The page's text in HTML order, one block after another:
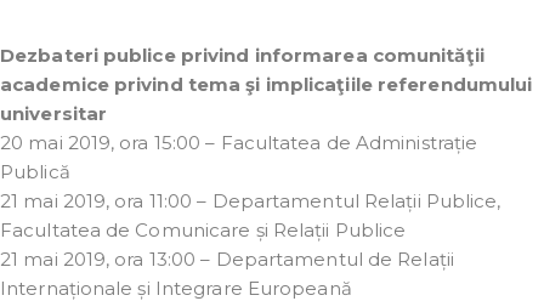
Dezbateri publice privind informarea comunităţii
academice privind tema şi implicaţiile referendumului
universitar
20 mai 2019, ora 15:00 – Facultatea de Administrație
Publică
21 mai 2019, ora 11:00 – Departamentul Relații Publice,
Facultatea de Comunicare și Relații Publice
21 mai 2019, ora 13:00 – Departamentul de Relații
Internaționale și Integrare Europeană